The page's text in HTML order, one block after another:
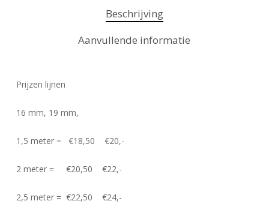
Beschrijving
Aanvullende informatie
Prijzen lijnen
16 mm, 19 mm,
1,5 meter = €18,50 €20,-
2 meter = €20,50 €22,-
2,5 meter = €22,50 €24,-